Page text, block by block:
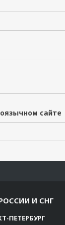
сайте
И СНГ
ПЕТЕРБУРГ